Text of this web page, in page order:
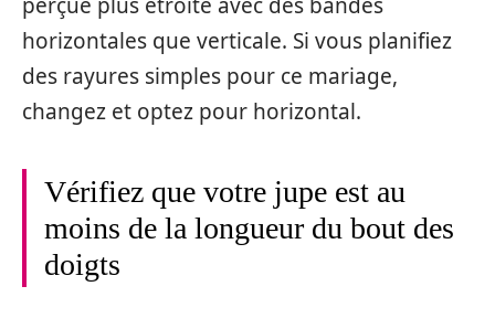
horizontales que verticale. Si vous planifiez
des rayures simples pour ce mariage,
changez et optez pour horizontal.
Vérifiez que votre jupe est au
moins de la longueur du bout des
doigts